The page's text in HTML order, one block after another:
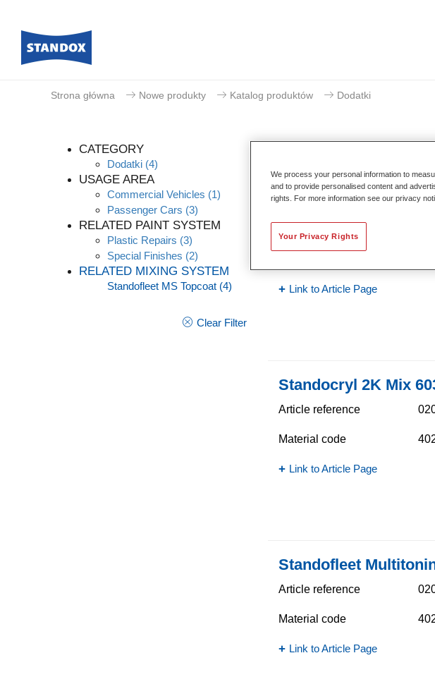
Strona główna Nowe produkty Katalog produktów Dodatki
CATEGORY
Dodatki (4)
USAGE AREA
Commercial Vehicles (1)
Passenger Cars (3)
RELATED PAINT SYSTEM
Plastic Repairs (3)
Special Finishes (2)
RELATED MIXING SYSTEM
Standofleet MS Topcoat (4)
Clear Filter
Standocryl 2K Mix
Link to Article Page
Standocryl 2K Mix
Article reference
Material code
Link to Article Page
Standofleet
Article reference
Material code
Link to Article Page
We process your personal information to
and to provide personalised content and
rights. For more information see our privacy
Your Privacy Rights